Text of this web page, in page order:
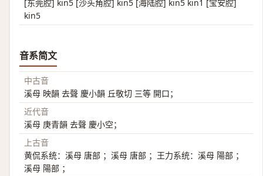
[东莞腔] kin5 [沙头角腔] kin5 [海陆腔] kin5 kin1 [宝安腔]
kin5
音系简文
中古音
溪母 映韻 去聲 慶小韻 丘敬切 三等 開口；
近代音
溪母 庚青韻 去聲 慶小空；
上古音
黄侃系统：溪母 唐部 ；溪母 唐部 ；王力系统：溪母 陽部 ；
溪母 陽部 ；